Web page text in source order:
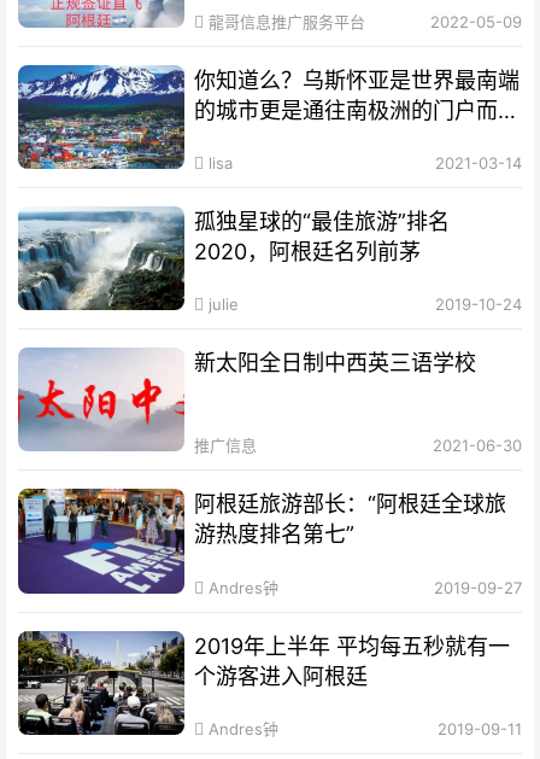
龍哥信息推广服务平台 2022-05-09
你知道么？乌斯怀亚是世界最南端
的城市更是通往南极洲的门户而驰
lisa 2021-03-14
孤独星球的“最佳旅游”排名
2020，阿根廷名列前茅
julie 2019-10-24
新太阳全日制中西英三语学校
推广信息 2021-06-30
阿根廷旅游部长：“阿根廷全球旅
游热度排名第七”
Andres钟 2019-09-27
2019年上半年 平均每五秒就有一
个游客进入阿根廷
Andres钟 2019-09-11